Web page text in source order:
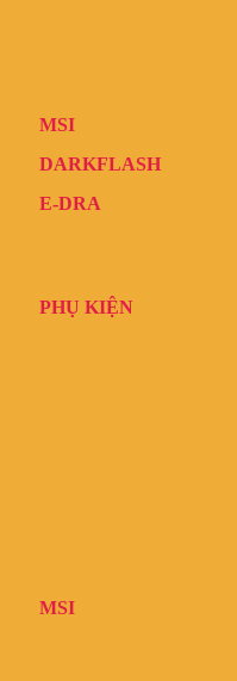
MSI
DARKFLASH
E-DRA
PHỤ KIỆN
MSI